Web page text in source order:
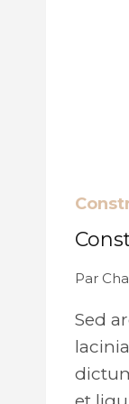
Par
Sed